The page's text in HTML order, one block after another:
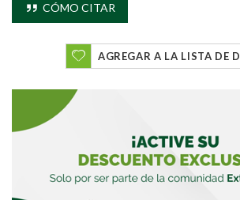
CÓMO CITAR
AGREGAR A LA LISTA DE